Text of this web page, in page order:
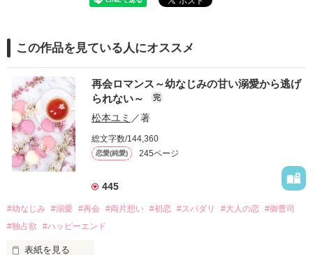
この作品を見ている人にオススメ
再会ロマンス～幼なじみの甘い溺愛から逃げ
られない～
完
松本ユミ ／著
総文字数/144,360
恋愛(純愛) 245ページ
445
#幼なじみ #溺愛 #再会 #両片想い #初恋 #スパダリ #大人の恋 #御曹司
#独占欲
#ハッピーエンド
表紙を見る